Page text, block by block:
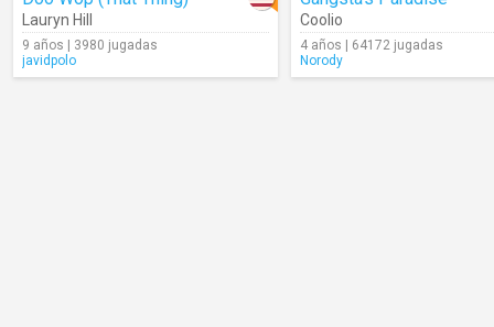
Lauryn Hill
9 años | 3980 jugadas
javidpolo
Coolio
4 años | 64172 jugadas
Norody